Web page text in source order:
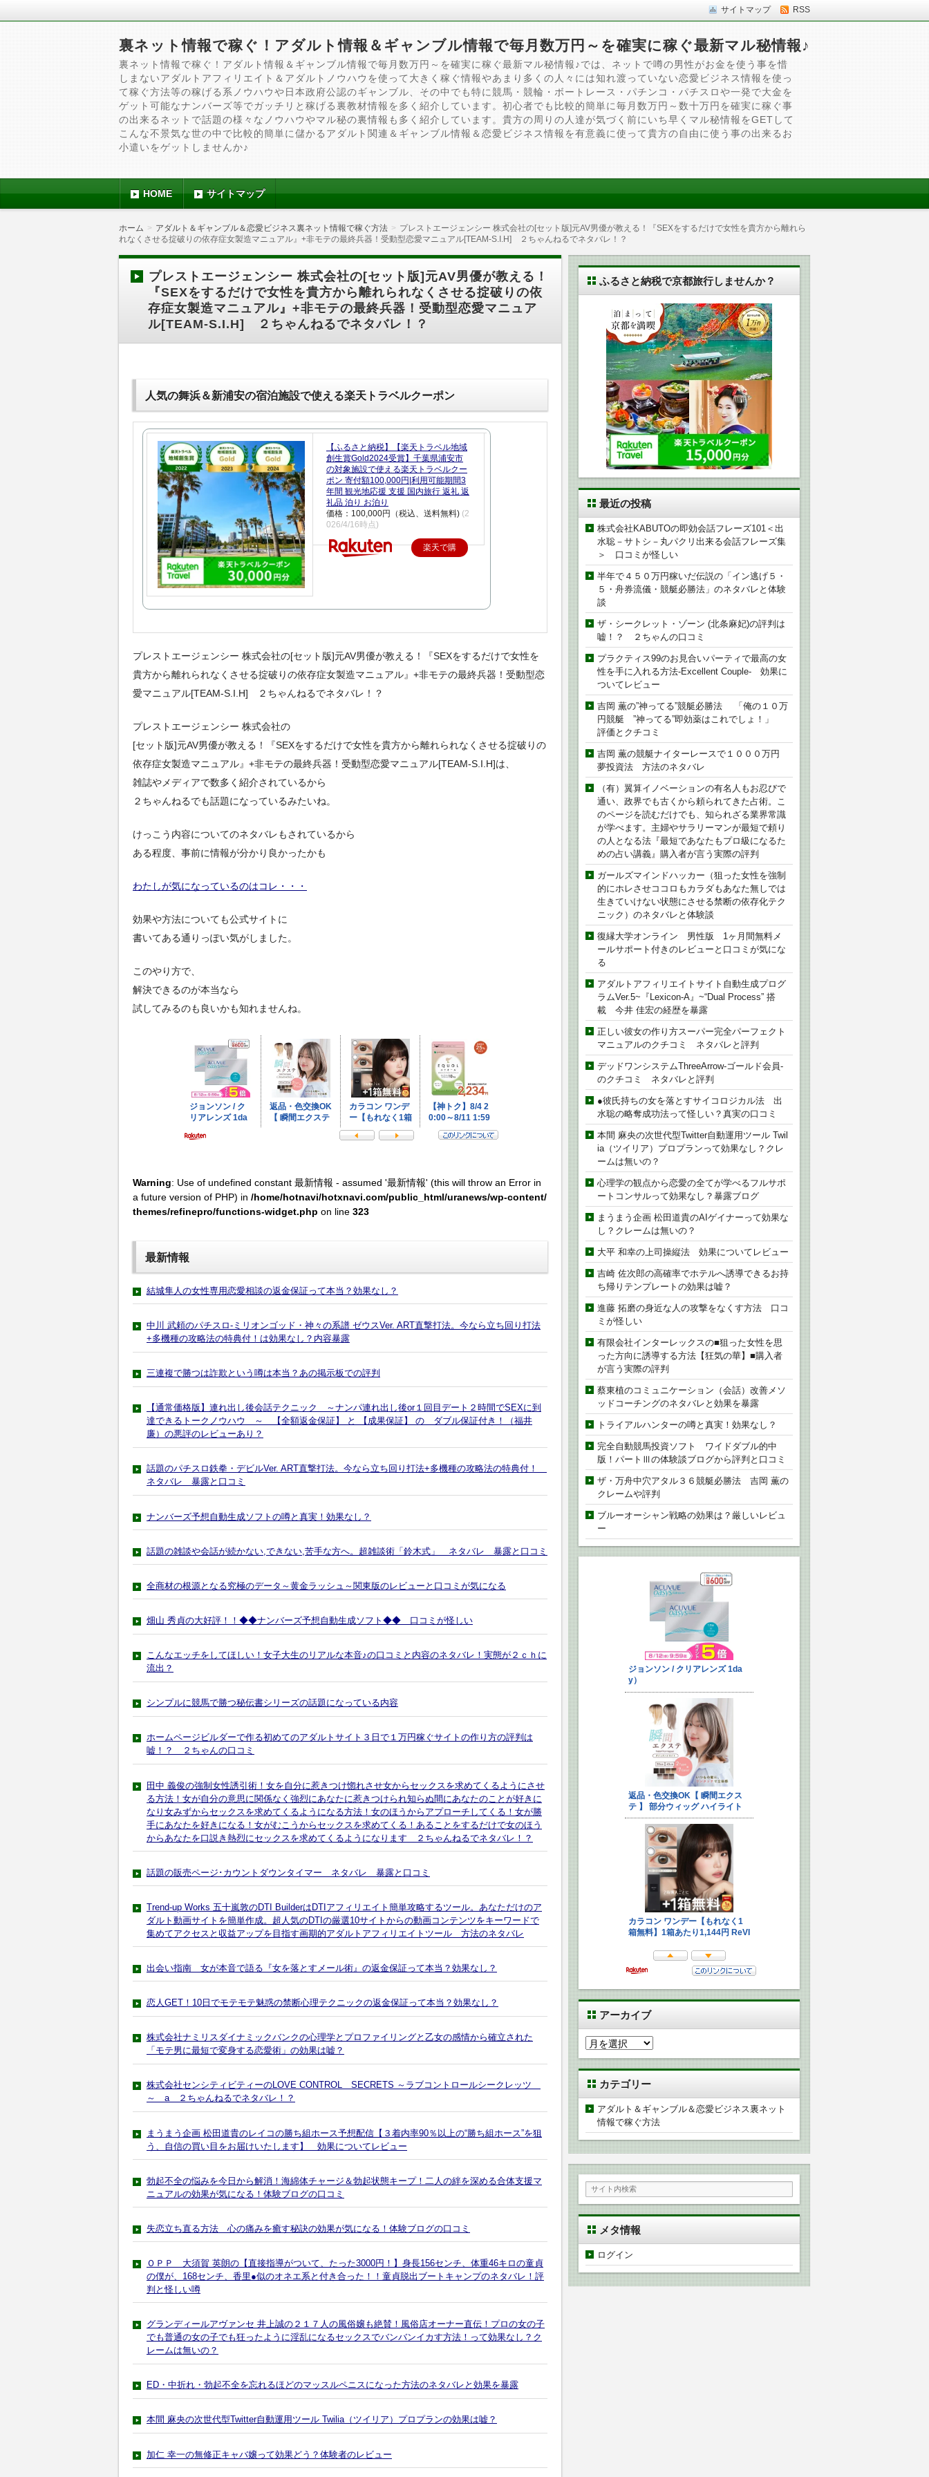
サイトマップ RSS
裏ネット情報で稼ぐ！アダルト情報＆ギャンブル情報で毎月数万円～を確実に稼ぐ最新マル秘情報♪
裏ネット情報で稼ぐ！アダルト情報＆ギャンブル情報で毎月数万円～を確実に稼ぐ最新マル秘情報♪では、ネットで噂の男性がお金を使う事を惜
しまないアダルトアフィリエイト＆アダルトノウハウを使って大きく稼ぐ情報やあまり多くの人々には知れ渡っていない恋愛ビジネス情報を使っ
て稼ぐ方法等の稼げる系ノウハウや日本政府公認のギャンブル、その中でも特に競馬・競輪・ボートレース・パチンコ・パチスロや一発で大金を
ゲット可能なナンバーズ等でガッチリと稼げる裏教材情報を多く紹介しています。初心者でも比較的簡単に毎月数万円～数十万円を確実に稼ぐ事
の出来るネットで話題の様々なノウハウやマル秘の裏情報も多く紹介しています。貴方の周りの人達が気づく前にいち早くマル秘情報をGETして
こんな不景気な世の中で比較的簡単に儲かるアダルト関連＆ギャンブル情報＆恋愛ビジネス情報を有意義に使って貴方の自由に使う事の出来るお
小遣いをゲットしませんか♪
HOME サイトマップ
ホーム アダルト＆ギャンブル＆恋愛ビジネス裏ネット情報で稼ぐ方法
プレストエージェンシー 株式会社の[セット版]元AV男優が教える！『SEXをするだけで女性を貴方から離れら
れなくさせる掟破りの依存症女製造マニュアル』+非モテの最終兵器！受動型恋愛マニュアル[TEAM-S.I.H] ２ちゃんねるでネタバレ！？
プレストエージェンシー 株式会社の[セット版]元AV男優が教える！
『SEXをするだけで女性を貴方から離れられなくさせる掟破りの依
存症女製造マニュアル』+非モテの最終兵器！受動型恋愛マニュア
ル[TEAM-S.I.H] ２ちゃんねるでネタバレ！？
人気の舞浜＆新浦安の宿泊施設で使える楽天トラベルクーポン
【ふるさと納税】【楽天トラベル地域
創生賞Gold2024受賞】千葉県浦安市
の対象施設で使える楽天トラベルクー
ポン 寄付額100,000円|利用可能期間3
年間 観光地応援 支援 国内旅行 返礼 返
礼品 泊り お泊り
価格：100,000円（税込、送料無料) (2
026/4/16時点)
楽天で購
プレストエージェンシー 株式会社の[セット版]元AV男優が教える！『SEXをするだけで女性を
貴方から離れられなくさせる掟破りの依存症女製造マニュアル』+非モテの最終兵器！受動型恋
愛マニュアル[TEAM-S.I.H] ２ちゃんねるでネタバレ！？
プレストエージェンシー 株式会社の
[セット版]元AV男優が教える！『SEXをするだけで女性を貴方から離れられなくさせる掟破りの
依存症女製造マニュアル』+非モテの最終兵器！受動型恋愛マニュアル[TEAM-S.I.H]は、
雑誌やメディアで数多く紹介されているから
２ちゃんねるでも話題になっているみたいね。
けっこう内容についてのネタバレもされているから
ある程度、事前に情報が分かり良かったかも
わたしが気になっているのはコレ・・・
効果や方法についても公式サイトに
書いてある通りっぽい気がしました。
このやり方で、
解決できるのが本当なら
試してみるのも良いかも知れませんね。
Warning: Use of undefined constant 最新情報 - assumed '最新情報' (this will throw an Error in
a future version of PHP) in /home/hotnavi/hotxnavi.com/public_html/uranews/wp-content/
themes/refinepro/functions-widget.php on line 323
最新情報
結城隼人の女性専用恋愛相談の返金保証って本当？効果なし？
中川 武頼のパチスロ-ミリオンゴッド・神々の系譜 ゼウスVer. ART直撃打法。今なら立ち回り打法
+多機種の攻略法の特典付！は効果なし？内容暴露
三連複で勝つは詐欺という噂は本当？あの掲示板での評判
【通常価格版】連れ出し後会話テクニック ～ナンパ連れ出し後or１回目デート２時間でSEXに到
達できるトークノウハウ ～ 【全額返金保証】 と 【成果保証】 の ダブル保証付き！（福井
廉）の悪評のレビューあり？
話題のパチスロ鉄拳・デビルVer. ART直撃打法。今なら立ち回り打法+多機種の攻略法の特典付！
ネタバレ 暴露と口コミ
ナンバーズ予想自動生成ソフトの噂と真実！効果なし？
話題の雑談や会話が続かない,できない,苦手な方へ。超雑談術「鈴木式」 ネタバレ 暴露と口コミ
全商材の根源となる究極のデータ～黄金ラッシュ～関東版のレビューと口コミが気になる
畑山 秀貞の大好評！！◆◆ナンバーズ予想自動生成ソフト◆◆ 口コミが怪しい
こんなエッチをしてほしい！女子大生のリアルな本音♪の口コミと内容のネタバレ！実態が２ｃｈに
流出？
シンプルに競馬で勝つ秘伝書シリーズの話題になっている内容
ホームページビルダーで作る初めてのアダルトサイト３日で１万円稼ぐサイトの作り方の評判は
嘘！？ ２ちゃんの口コミ
田中 義俊の強制女性誘引術！女を自分に惹きつけ惚れさせ女からセックスを求めてくるようにさせ
る方法！女が自分の意思に関係なく強烈にあなたに惹きつけられ知らぬ間にあなたのことが好きに
なり女みずからセックスを求めてくるようになる方法！女のほうからアプローチしてくる！女が勝
手にあなたを好きになる！女がむこうからセックスを求めてくる！あることをするだけで女のほう
からあなたを口説き熱烈にセックスを求めてくるようになります ２ちゃんねるでネタバレ！？
話題の販売ページ･カウントダウンタイマー ネタバレ 暴露と口コミ
Trend-up Works 五十嵐敦のDTI BuilderはDTIアフィリエイト簡単攻略するツール。あなただけのア
ダルト動画サイトを簡単作成。超人気のDTIの厳選10サイトからの動画コンテンツをキーワードで
集めてアクセスと収益アップを目指す画期的アダルトアフィリエイトツール 方法のネタバレ
出会い指南 女が本音で語る『女を落とすメール術』の返金保証って本当？効果なし？
恋人GET！10日でモテモテ魅惑の禁断心理テクニックの返金保証って本当？効果なし？
株式会社ナミリスダイナミックバンクの心理学とプロファイリングと乙女の感情から確立された
「モテ男に最短で変身する恋愛術」の効果は嘘？
株式会社センシティビティーのLOVE CONTROL SECRETS ～ラブコントロールシークレッツ
～ a ２ちゃんねるでネタバレ！？
まうまう企画 松田道貴のレイコの勝ち組ホース予想配信【３着内率90％以上の“勝ち組ホース”を狙
う、自信の買い目をお届けいたします】 効果についてレビュー
勃起不全の悩みを今日から解消！海綿体チャージ＆勃起状態キープ！二人の絆を深める合体支援マ
ニュアルの効果が気になる！体験ブログの口コミ
失恋立ち直る方法 心の痛みを癒す秘訣の効果が気になる！体験ブログの口コミ
ＯＰＰ 大須賀 英朗の【直接指導がついて、たった3000円！】身長156センチ、体重46キロの童貞
の僕が、168センチ、香里●似のオネエ系と付き合った！！童貞脱出ブートキャンプのネタバレ！評
判と怪しい噂
グランディールアヴァンセ 井上誠の２１７人の風俗嬢も絶賛！風俗店オーナー直伝！プロの女の子
でも普通の女の子でも狂ったように淫乱になるセックスでバンバンイカす方法！って効果なし？ク
レームは無いの？
ED・中折れ・勃起不全を忘れるほどのマッスルペニスになった方法のネタバレと効果を暴露
本間 麻央の次世代型Twitter自動運用ツール Twilia（ツイリア）プロプランの効果は嘘？
加仁 幸一の無修正キャバ嬢って効果どう？体験者のレビュー
ふるさと納税で京都旅行しませんか？
最近の投稿
株式会社KABUTOの即効会話フレーズ101＜出
水聡－サトシ－丸パクリ出来る会話フレーズ集
＞ 口コミが怪しい
半年で４５０万円稼いだ伝説の「イン逃げ５・
５・舟券流儀・競艇必勝法」のネタバレと体験
談
ザ・シークレット・ゾーン (北条麻妃)の評判は
嘘！？ ２ちゃんの口コミ
プラクティス99のお見合いパーティで最高の女
性を手に入れる方法-Excellent Couple- 効果に
ついてレビュー
吉岡 薫の”神ってる”競艇必勝法 「俺の１０万
円競艇 ”神ってる”即効薬はこれでしょ！」
評価とクチコミ
吉岡 薫の競艇ナイターレースで１０００万円
夢投資法 方法のネタバレ
（有）翼算イノベーションの有名人もお忍びで
通い、政界でも古くから頼られてきた占術。こ
のページを読むだけでも、知られざる業界常識
が学べます。主婦やサラリーマンが最短で頼り
の人となる法『最短であなたもプロ級になるた
めの占い講義』購入者が言う実際の評判
ガールズマインドハッカー（狙った女性を強制
的にホレさせココロもカラダもあなた無しでは
生きていけない状態にさせる禁断の依存化テク
ニック）のネタバレと体験談
復縁大学オンライン 男性版 1ヶ月間無料メ
ールサポート付きのレビューと口コミが気にな
る
アダルトアフィリエイトサイト自動生成プログ
ラムVer.5~『Lexicon-A』~“Dual Process” 搭
載 今井 佳宏の経歴を暴露
正しい彼女の作り方スーパー完全パーフェクト
マニュアルのクチコミ ネタバレと評判
デッドワンシステムThreeArrow-ゴールド会員-
のクチコミ ネタバレと評判
●彼氏持ちの女を落とすサイコロジカル法 出
水聡の略奪成功法って怪しい？真実の口コミ
本間 麻央の次世代型Twitter自動運用ツール Twil
ia（ツイリア）プロプランって効果なし？クレ
ームは無いの？
心理学の観点から恋愛の全てが学べるフルサポ
ートコンサルって効果なし？暴露ブログ
まうまう企画 松田道貴のAIゲイナーって効果な
し？クレームは無いの？
大平 和幸の上司操縦法 効果についてレビュー
吉崎 佐次郎の高確率でホテルへ誘導できるお持
ち帰りテンプレートの効果は嘘？
進藤 拓磨の身近な人の攻撃をなくす方法 口コ
ミが怪しい
有限会社インターレックスの■狙った女性を思
った方向に誘導する方法【狂気の華】■購入者
が言う実際の評判
蔡東植のコミュニケーション（会話）改善メソ
ッドコーチングのネタバレと効果を暴露
トライアルハンターの噂と真実！効果なし？
完全自動競馬投資ソフト ワイドダブル的中
版！パートⅢの体験談ブログから評判と口コミ
ザ・万舟中穴アタル３６競艇必勝法 吉岡 薫の
クレームや評判
ブルーオーシャン戦略の効果は？厳しいレビュ
ー
アーカイブ
ア
ー
カ
イ
ブ
カテゴリー
アダルト＆ギャンブル＆恋愛ビジネス裏ネット
情報で稼ぐ方法
メタ情報
ログイン